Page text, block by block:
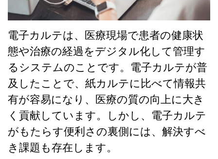
電子カルテは、医療現場で患者の健康状
態や治療の経過をデジタル化して管理す
るシステムのことです。電子カルテが普
及したことで、紙カルテに比べて情報共
有が容易になり、医療の質の向上に大き
く貢献しています。しかし、電子カルテ
がもたらす便利さの裏側には、解決すべ
き課題も存在します。